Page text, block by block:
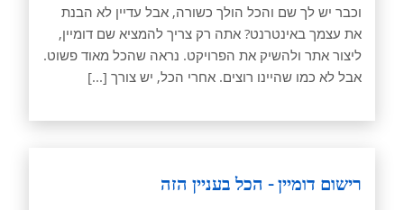
וכבר יש לך שם והכל הולך כשורה, אבל עדיין לא הבנת
את עצמך באינטרנט? אתה רק צריך להמציא שם דומיין,
ליצור אתר ולהשיק את הפרויקט. נראה שהכל מאוד פשוט.
אבל לא כמו שהיינו רוצים. אחרי הכל, יש צורך [...]
רישום דומיין - הכל בעניין הזה